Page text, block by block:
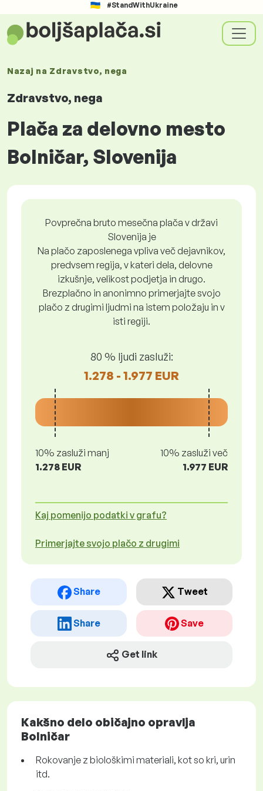
#StandWithUkraine
Nazaj na Zdravstvo, nega
Zdravstvo, nega
Plača za delovno mesto
Bolničar, Slovenija
Povprečna bruto mesečna plača v državi
Slovenija je
Na plačo zaposlenega vpliva več dejavnikov,
predvsem regija, v kateri dela, delovne
izkušnje, velikost podjetja in drugo.
Brezplačno in anonimno primerjajte svojo
plačo z drugimi ljudmi na istem položaju in v
isti regiji.
80 % ljudi zasluži:
1.278 - 1.977 EUR
10% zasluži manj
1.278 EUR
10% zasluži več
1.977 EUR
Kaj pomenijo podatki v grafu?
Primerjajte svojo plačo z drugimi
Share Tweet
Share Save
Get link
Kakšno delo običajno opravlja
Bolničar
Rokovanje z biološkimi materiali, kot so kri, urin
itd.